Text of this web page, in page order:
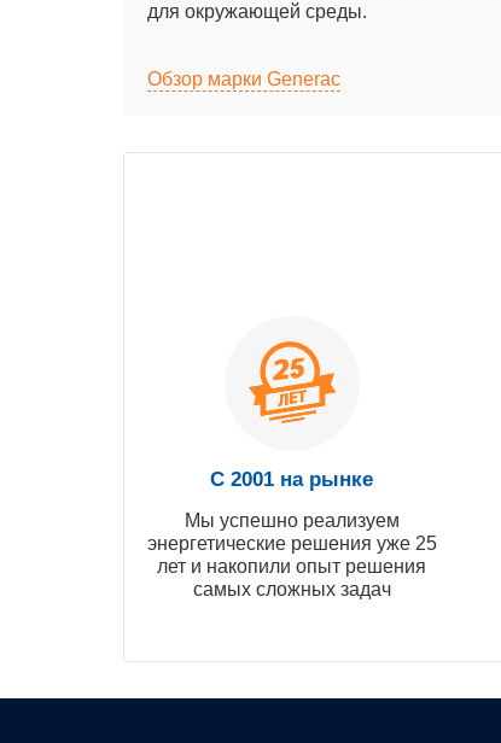
для окружающей среды.
Обзор марки Generac
С 2001 на рынке
Мы успешно реализуем
энергетические решения уже 25
лет и накопили опыт решения
самых сложных задач